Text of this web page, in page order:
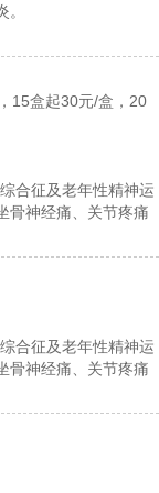
15盒起30元/盒，20
合征及老年性精神运
骨神经痛、关节疼痛
合征及老年性精神运
骨神经痛、关节疼痛